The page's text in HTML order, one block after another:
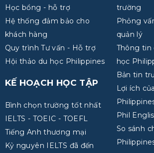
Học bổng - hỗ trợ
Hệ thống đảm bảo cho
khách hàng
Quy trình Tư vấn - Hỗ trợ
Hội thảo du học Philippines
KẾ HOẠCH HỌC TẬP
Bình chọn trường tốt nhất
IELTS - TOEIC - TOEFL
Tiếng Anh thương mại
Kỷ nguyên IELTS đã đến
trường
Phỏng
quản lý
Thông tin
học
Bản tin
Lợi ích
Phil
So sánh